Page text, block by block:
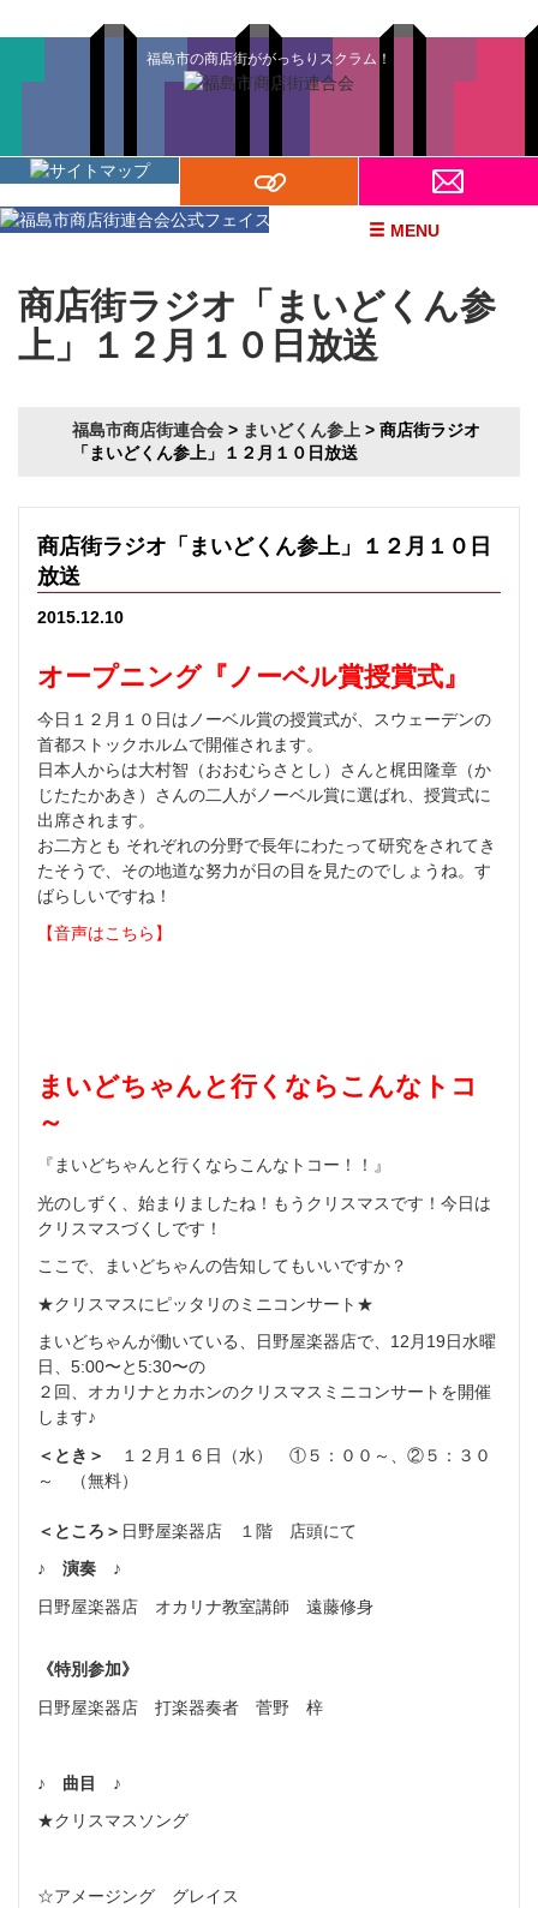
福島市の商店街ががっちりスクラム！
MENU
商店街ラジオ「まいどくん参
上」１２月１０日放送
福島市商店街連合会 > まいどくん参上 > 商店街ラジオ
「まいどくん参上」１２月１０日放送
商店街ラジオ「まいどくん参上」１２月１０日
放送
2015.12.10
オープニング『ノーベル賞授賞式』
今日１２月１０日はノーベル賞の授賞式が、スウェーデンの
首都ストックホルムで開催されます。
日本人からは大村智（おおむらさとし）さんと梶田隆章（か
じたたかあき）さんの二人がノーベル賞に選ばれ、授賞式に
出席されます。
お二方とも それぞれの分野で長年にわたって研究をされてき
たそうで、その地道な努力が日の目を見たのでしょうね。す
ばらしいですね！
【音声はこちら】
まいどちゃんと行くならこんなトコ
～
『まいどちゃんと行くならこんなトコー！！』
光のしずく、始まりましたね！もうクリスマスです！ 今日は
クリスマスづくしです！
ここで、まいどちゃんの告知してもいいですか？
★クリスマスにピッタリのミニコンサート★
まいどちゃんが働いている、日野屋楽器店で、12月19日水曜
日、5:00〜と5:30〜の
２回、オカリナとカホンのクリスマスミニコンサートを開催
します♪
＜とき＞
１２月１６日（水）
①５：００～、②５：３０
～ （無料）
＜ところ＞ 日野屋楽器店 １階 店頭にて
♪ 演奏 ♪
日野屋楽器店 オカリナ教室講師 遠藤修身
《特別参加》
日野屋楽器店 打楽器奏者 菅野 梓
♪ 曲目 ♪
★クリスマスソング
☆アメージング グレイス